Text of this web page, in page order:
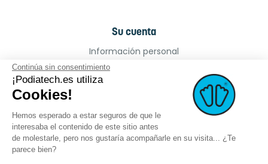
Su cuenta
Información personal
Facturas por abono
Mis alertas
Continúa sin consentimiento
¡Podiatech.es utiliza
Cookies!
Hemos esperado a estar seguros de que le
interesaba el contenido de este sitio antes
de molestarle, pero nos gustaría acompañarle en su visita... ¿Te
parece bien?